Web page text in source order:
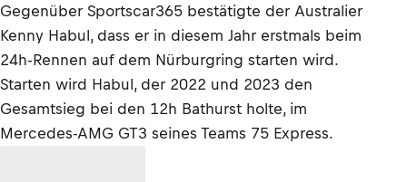
Gegenüber Sportscar365 bestätigte der Australier
Kenny Habul, dass er in diesem Jahr erstmals beim
24h-Rennen auf dem Nürburgring starten wird.
Starten wird Habul, der 2022 und 2023 den
Gesamtsieg bei den 12h Bathurst holte, im
Mercedes-AMG GT3 seines Teams 75 Express.